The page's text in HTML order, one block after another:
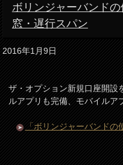
ボリンジャーバンド
窓・遅行スパン
2016年1月9日
ザ・オプション新規口座開
ルアプリも完備、モバイル
「ボリンジャーバンドの